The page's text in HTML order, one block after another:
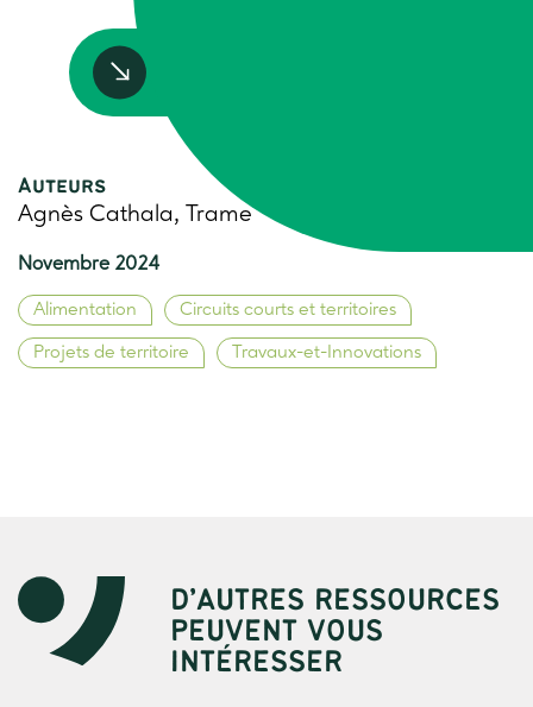
Auteurs
Agnès Cathala, Trame
Novembre 2024
Alimentation Circuits courts et territoires
Projets de territoire Travaux-et-Innovations
D’AUTRES RESSOURCES
PEUVENT VOUS
INTÉRESSER